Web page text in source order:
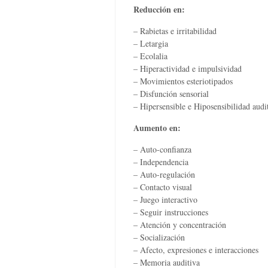
Reducción en:
– Rabietas e irritabilidad
– Letargia
– Ecolalia
– Hiperactividad e impulsividad
– Movimientos esteriotipados
– Disfunción sensorial
– Hipersensible e Hiposensibilidad
Aumento en:
– Auto-confianza
– Independencia
– Auto-regulación
– Contacto visual
– Juego interactivo
– Seguir instrucciones
– Atención y concentración
– Socialización
– Afecto, expresiones e interacciones
– Memoria auditiva